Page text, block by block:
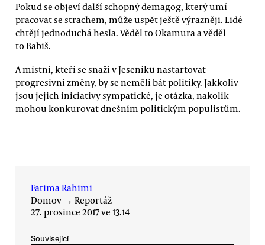
Pokud se objeví další schopný demagog, který umí
pracovat se strachem, může uspět ještě výrazněji. Lidé
chtějí jednoduchá hesla. Věděl to Okamura a věděl
to Babiš.
A místní, kteří se snaží v Jeseníku nastartovat
progresivní změny, by se neměli bát politiky. Jakkoliv
jsou jejich iniciativy sympatické, je otázka, nakolik
mohou konkurovat dnešním politickým populistům.
Fatima Rahimi
Domov → Reportáž
27. prosince 2017 ve 13.14
Související